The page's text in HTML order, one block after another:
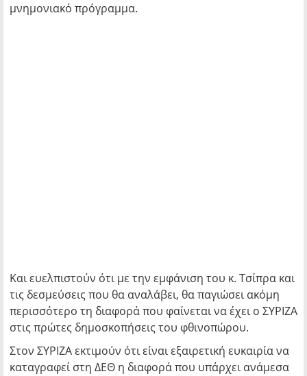
μνημονιακό πρόγραμμα.
Και ευελπιστούν ότι με την εμφάνιση του κ. Τσίπρα και
τις δεσμεύσεις που θα αναλάβει, θα παγιώσει ακόμη
περισσότερο τη διαφορά που φαίνεται να έχει ο ΣΥΡΙΖΑ
στις πρώτες δημοσκοπήσεις του φθινοπώρου.
Στον ΣΥΡΙΖΑ εκτιμούν ότι είναι εξαιρετική ευκαιρία να
καταγραφεί στη ΔΕΘ η διαφορά που υπάρχει ανάμεσα